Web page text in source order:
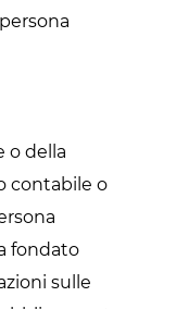
o della
contabile o
fondato
sulle